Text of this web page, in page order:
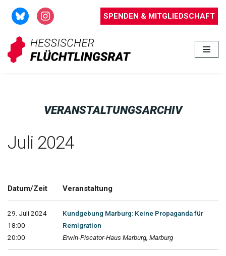
Zum
Inhalt
springen
SPENDEN & MITGLIEDSCHAFT
VERANSTALTUNGSARCHIV
Juli 2024
Datum/Zeit Veranstaltung
29. Juli 2024
18:00 -
20:00
Kundgebung Marburg: Keine Propaganda für
Remigration
Erwin-Piscator-Haus Marburg, Marburg